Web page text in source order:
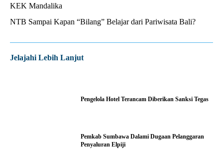
KEK Mandalika
NTB Sampai Kapan “Bilang” Belajar dari Pariwisata Bali?
Jelajahi Lebih Lanjut
Pengelola Hotel Terancam Diberikan Sanksi Tegas
Pemkab Sumbawa Dalami Dugaan Pelanggaran
Penyaluran Elpiji